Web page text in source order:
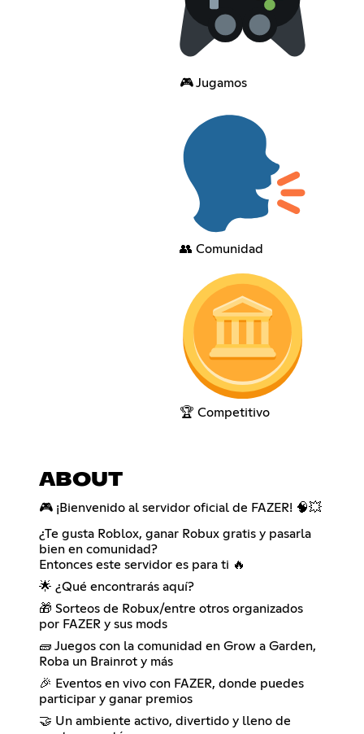
🎮 Jugamos
👥 Comunidad
🏆 Competitivo
ABOUT
🎮 ¡Bienvenido al servidor oficial de FAZER! 🧠💥
¿Te gusta Roblox, ganar Robux gratis y pasarla
bien en comunidad?
Entonces este servidor es para ti 🔥
🌟 ¿Qué encontrarás aquí?
🎁 Sorteos de Robux/entre otros organizados
por FAZER y sus mods
🧱 Juegos con la comunidad en Grow a Garden,
Roba un Brainrot y más
🎉 Eventos en vivo con FAZER, donde puedes
participar y ganar premios
🤝 Un ambiente activo, divertido y lleno de